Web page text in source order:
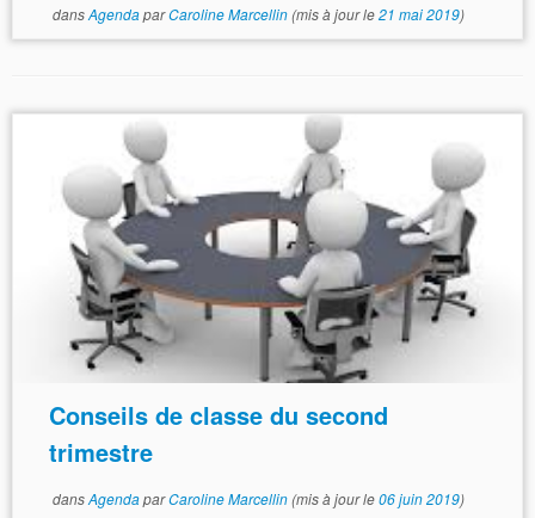
dansAgendaparCaroline Marcellin(mis à jour le21 mai 2019)
Conseils de classe du second
trimestre
dansAgendaparCaroline Marcellin(mis à jour le06 juin 2019)